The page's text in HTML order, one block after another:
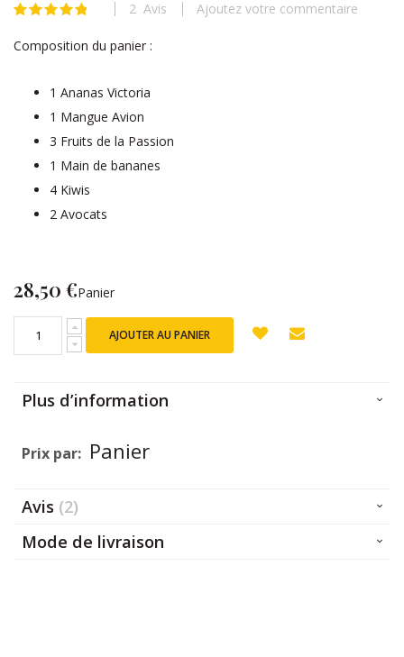
beginning
the
gallery
Évaluation: 2 Avis Ajoutez votre commentaire
Composition du panier :
1 Ananas Victoria
1 Mangue Avion
3 Fruits de la Passion
1 Main de bananes
4 Kiwis
2 Avocats
28,50 €Panier
AJOUTER AU PANIER
Plus d’information
d’informationPanier
Avis 2
Mode de livraison